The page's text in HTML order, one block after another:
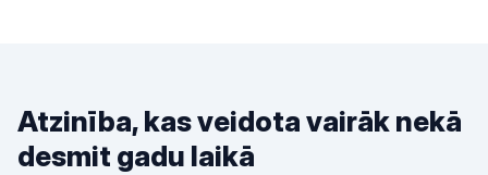
Atzinība, kas veidota vairāk nekā
desmit gadu laikā